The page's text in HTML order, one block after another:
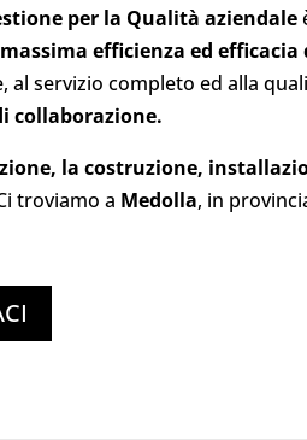
per la Qualità aziendale
efficienza ed efficacia
al servizio completo ed alla
collaborazione.
la costruzione,
troviamo a Medolla, in